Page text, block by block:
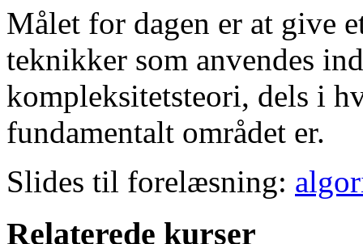
Målet for dagen er at give
teknikker som anvendes
kompleksitetsteori, dels i
fundamentalt området er.
Slides til forelæsning:
Relaterede kurser